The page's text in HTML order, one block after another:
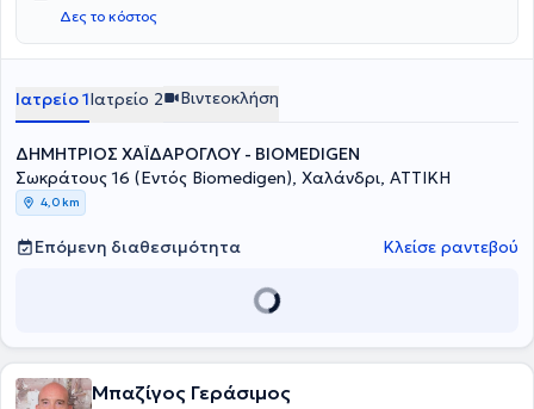
Δες το κόστος
Ιατρείο 1Ιατρείο 2 Βιντεοκλήση
ΔΗΜΗΤΡΙΟΣ ΧΑΪΔΑΡΟΓΛΟΥ - BIOMEDIGEN
Σωκράτους 16 (Εντός Biomedigen), Χαλάνδρι, ΑΤΤΙΚΗ
4,0 km
Επόμενη διαθεσιμότητα Κλείσε ραντεβού
Μπαζίγος Γεράσιμος